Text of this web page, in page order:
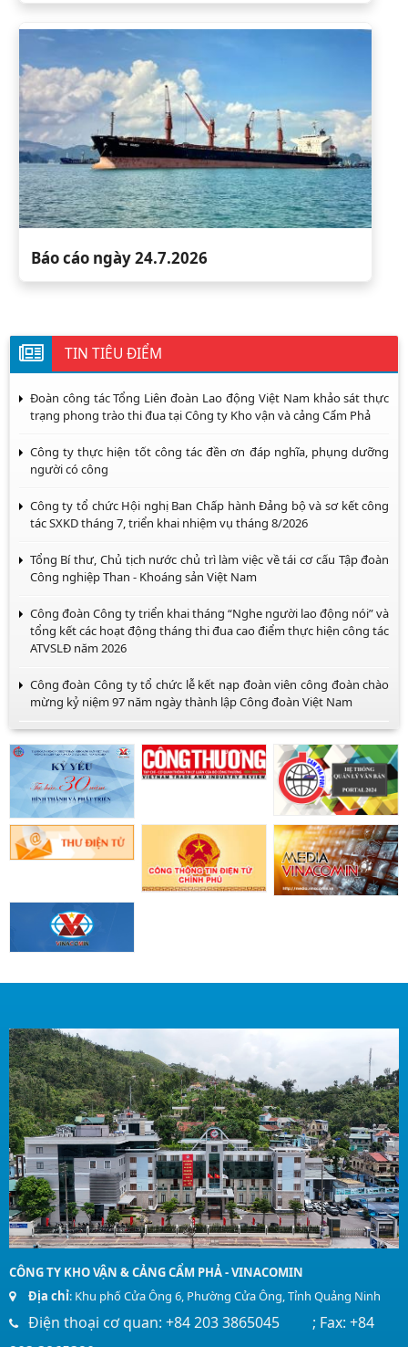
Báo cáo ngày 24.7.2026
TIN TIÊU ĐIỂM
Đoàn công tác Tổng Liên đoàn Lao động Việt Nam khảo sát thực
trạng phong trào thi đua tại Công ty Kho vận và cảng Cẩm Phả
Công ty thực hiện tốt công tác đền ơn đáp nghĩa, phụng dưỡng
người có công
Công ty tổ chức Hội nghị Ban Chấp hành Đảng bộ và sơ kết công
tác SXKD tháng 7, triển khai nhiệm vụ tháng 8/2026
Tổng Bí thư, Chủ tịch nước chủ trì làm việc về tái cơ cấu Tập đoàn
Công nghiệp Than - Khoáng sản Việt Nam
Công đoàn Công ty triển khai tháng “Nghe người lao động nói” và
tổng kết các hoạt động tháng thi đua cao điểm thực hiện công tác
ATVSLĐ năm 2026
Công đoàn Công ty tổ chức lễ kết nạp đoàn viên công đoàn chào
mừng kỷ niệm 97 năm ngày thành lập Công đoàn Việt Nam
CÔNG TY KHO VẬN & CẢNG CẨM PHẢ - VINACOMIN
Địa chỉ: Khu phố Cửa Ông 6, Phường Cửa Ông, Tỉnh Quảng Ninh
Điện thoại cơ quan: +84 203 3865045 ; Fax: +84